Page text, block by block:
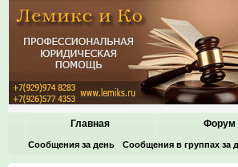
Главная Форум
Сообщения за день Сообщения в группах за